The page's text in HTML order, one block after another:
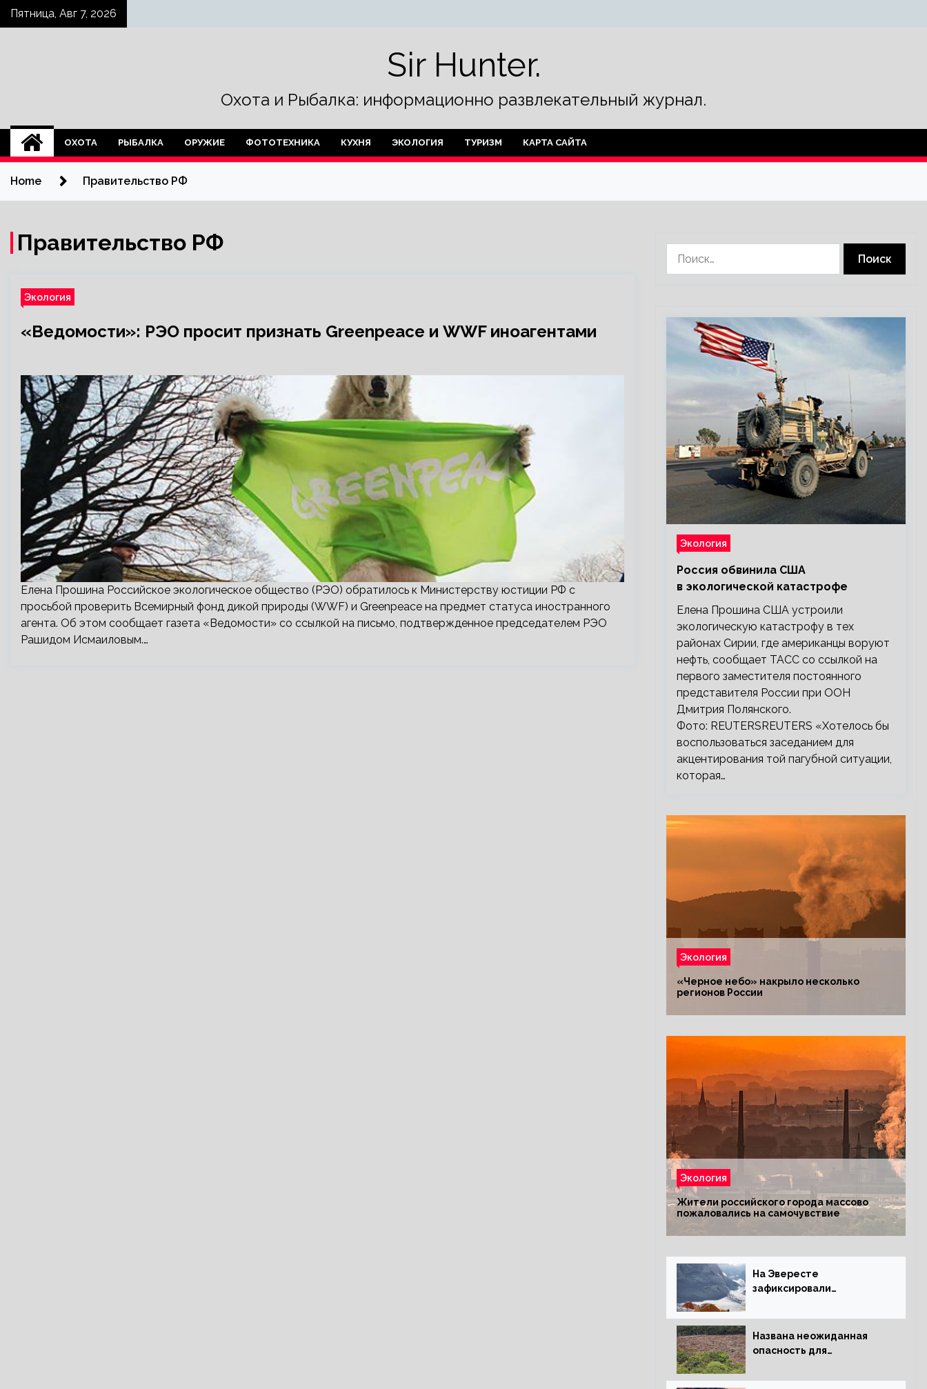
SkipПятница, Авг 7, 2026
Sir Hunter.
Охота и Рыбалка: информационно развлекательный журнал.
ОХОТА РЫБАЛКА ОРУЖИЕ ФОТОТЕХНИКА КУХНЯ ЭКОЛОГИЯ ТУРИЗМ КАРТА САЙТА
Home Правительство РФ
Правительство РФ
Экология
«Ведомости»: РЭО просит признать Greenpeace и WWF иноагентами
Елена Прошина Российское экологическое общество (РЭО) обратилось к Министерству юстиции РФ с
просьбой проверить Всемирный фонд дикой природы (WWF) и Greenpeace на предмет статуса иностранного
агента. Об этом сообщает газета «Ведомости» со ссылкой на письмо, подтвержденное председателем РЭО
Рашидом Исмаиловым.…
Экология
Россия обвинила США
в экологической катастрофе
Елена Прошина США устроили
экологическую катастрофу в тех
районах Сирии, где американцы воруют
нефть, сообщает ТАСС со ссылкой на
первого заместителя постоянного
представителя России при ООН
Дмитрия Полянского.
Фото: REUTERSREUTERS «Хотелось бы
воспользоваться заседанием для
акцентирования той пагубной ситуации,
которая…
Экология
«Черное небо» накрыло несколько
регионов России
Экология
Жители российского города массово
пожаловались на самочувствие
На Эвересте
зафиксировали
таяние льда
Названа неожиданная
опасность для
планеты